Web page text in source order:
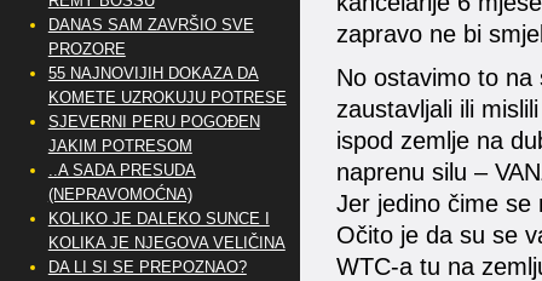
zapravo ne bi
No ostavimo to na
zaustavljali ili
ispod zemlje na
naprenu silu –
Jer jedino čime se
Očito je da su se
WTC-a tu na
DANAS SAM ZAVRŠIO SVE
PROZORE
55 NAJNOVIJIH DOKAZA DA
KOMETE UZROKUJU POTRESE
SJEVERNI PERU POGOĐEN
JAKIM POTRESOM
..A SADA PRESUDA
(NEPRAVOMOĆNA)
KOLIKO JE DALEKO SUNCE I
KOLIKA JE NJEGOVA VELIČINA
DA LI SI SE PREPOZNAO?